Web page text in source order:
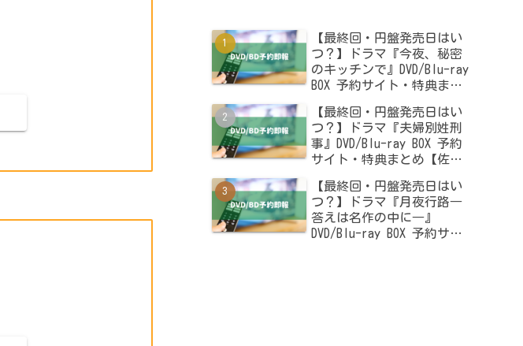
【最終回・円盤発売日はい
つ？】ドラマ『今夜、秘密
のキッチンで』DVD/Blu-ray
BOX 予約サイト・特典まと
演】
【最終回・円盤発売日はい
つ？】ドラマ『夫婦別姓刑
事』DVD/Blu-ray BOX 予約
サイト・特典まとめ【佐藤
【最終回・円盤発売日はい
つ？】ドラマ『月夜行路―
答えは名作の中に―』
DVD/Blu-ray BOX 予約サイ